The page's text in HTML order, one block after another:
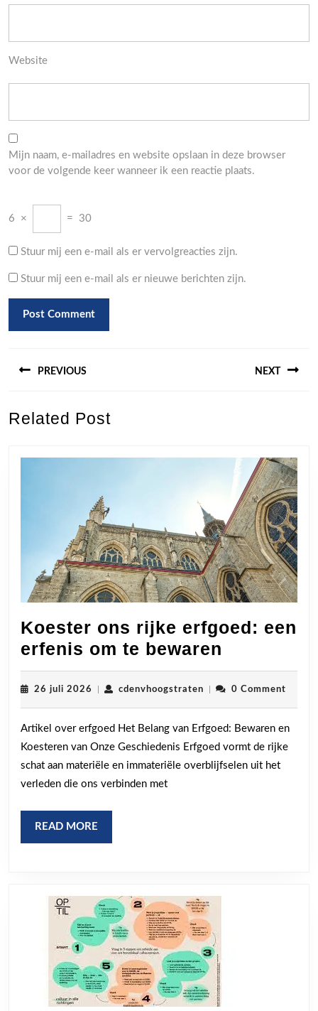
Website
Mijn naam, e-mailadres en website opslaan in deze browser
voor de volgende keer wanneer ik een reactie plaats.
6 × = 30
Stuur mij een e-mail als er vervolgreacties zijn.
Stuur mij een e-mail als er nieuwe berichten zijn.
PREVIOUS
post:
NEXT
Related Post
Koester ons rijke erfgoed: een
erfenis om te bewaren
ons
rijke
erfgoed:
een
erfenis
26 juli 2026 26
cdenvhoogstratencdenvhoogstraten
0 Comment
Artikel over erfgoed Het Belang van Erfgoed: Bewaren en
Koesteren van Onze Geschiedenis Erfgoed vormt de rijke
schat aan materiële en immateriële overblijfselen uit het
verleden die ons verbinden met
READ MORE
MORE